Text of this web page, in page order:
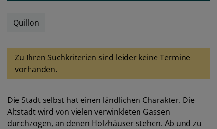
Quillon
Zu Ihren Suchkriterien sind leider keine Termine
vorhanden.
Die Stadt selbst hat einen ländlichen Charakter. Die
Altstadt wird von vielen verwinkleten Gassen
durchzogen, an denen Holzhäuser stehen. Ab und zu